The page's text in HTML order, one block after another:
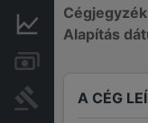
Pénzügyi
Bírósági
Alapítás
A CÉG